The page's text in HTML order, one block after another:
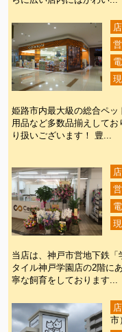
姫路市内最大級の総合ペ
用品など多数品揃えして
り扱いございます！ 豊...
当店は、神戸市営地下鉄
タイル神戸学園店の2階に
寧な飼育をしております...
市